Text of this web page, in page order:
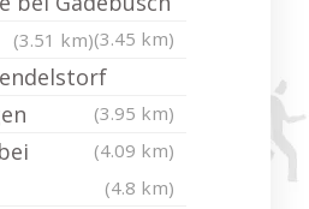
(3.45 km)
(3.51 km)
(3.95 km)
(4.09 km)
(4.8 km)